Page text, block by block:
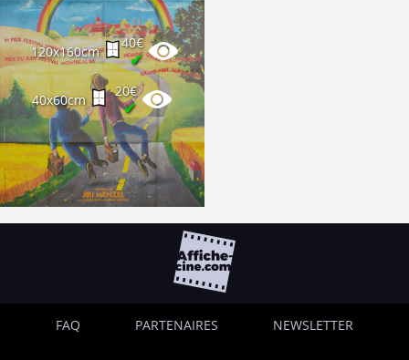
120x160cm
40€
✔
40x60cm
20€
✔
FAQ PARTENAIRES NEWSLETTER